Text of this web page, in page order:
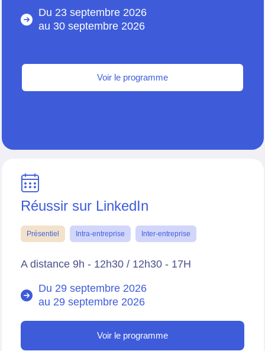
Du 23 septembre 2026
au 30 septembre 2026
Voir le programme
Réussir sur LinkedIn
Présentiel Intra-entreprise Inter-entreprise
A distance 9h - 12h30 / 12h30 - 17H
Du 29 septembre 2026
au 29 septembre 2026
Voir le programme